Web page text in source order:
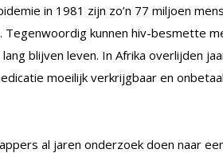
in 1981 zijn zo’n 77 miljoen
kunnen hiv-besmette
blijven leven. In Afrika overlijden
moeilijk verkrijgbaar en
al jaren onderzoek doen naar